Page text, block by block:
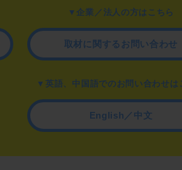
▼企業／法人の方はこちら
取材に関するお問い合わせ
▼英語、中国語でのお問い合わせは
English／中文